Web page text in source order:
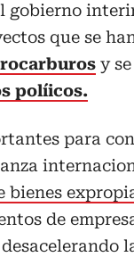
gobierno
que se
y
políicos.
para
bienes
de